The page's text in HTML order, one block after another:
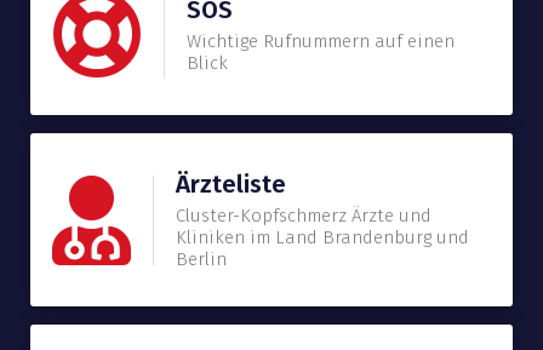
SOS
Wichtige Rufnummern auf einen
Blick
Ärzteliste
Cluster-Kopfschmerz Ärzte und
Kliniken im Land Brandenburg und
Berlin